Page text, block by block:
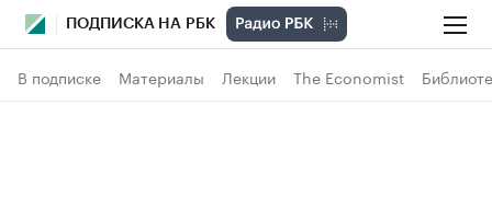
ПОДПИСКА НА РБК
В подписке Материалы Лекции The Economist